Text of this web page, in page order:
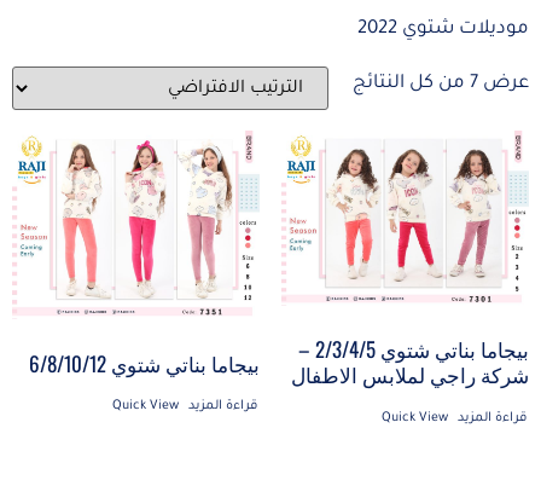
موديلات شتوي 2022
عرض ⁦7⁩ من كل النتائج
بيجاما بناتي شتوي 2/3/4/5 –
شركة راجي لملابس الاطفال
قراءة المزيد Quick View
بيجاما بناتي شتوي 6/8/10/12
قراءة المزيد Quick View